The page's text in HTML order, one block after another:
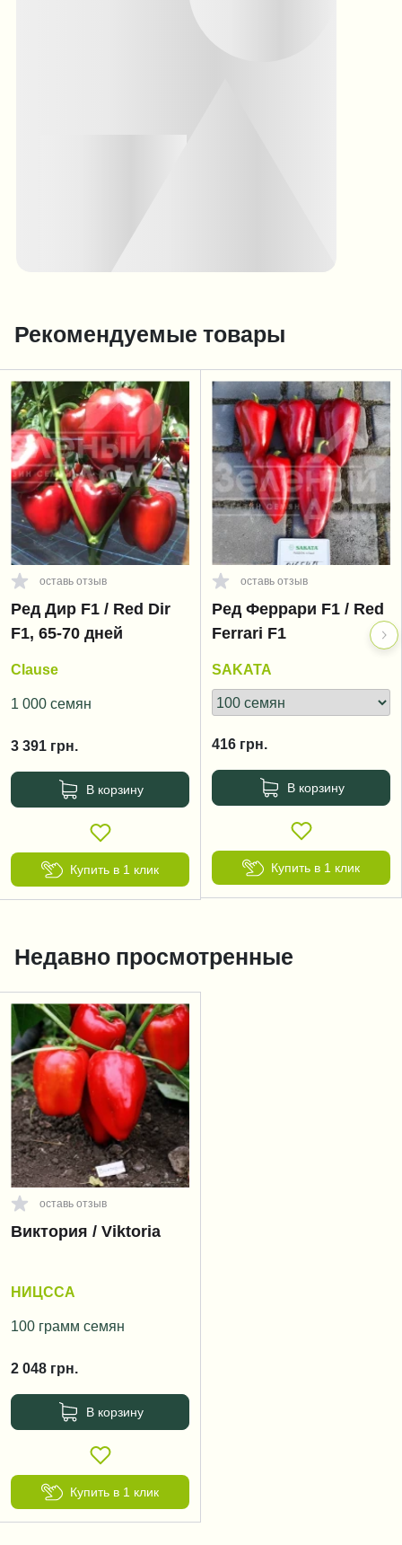
Рекомендуемые товары
оставь отзыв
Ред Дир F1 / Red Dir
F1, 65-70 дней
Clause
1 000 семян
3 391 грн.
В корзину
Купить в 1 клик
оставь отзыв
Ред Феррари F1 / Red
Ferrari F1
SAKATA
416 грн.
В корзину
Купить в 1 клик
Недавно просмотренные
оставь отзыв
Виктория / Viktoria
НИЦССА
100 грамм семян
2 048 грн.
В корзину
Купить в 1 клик